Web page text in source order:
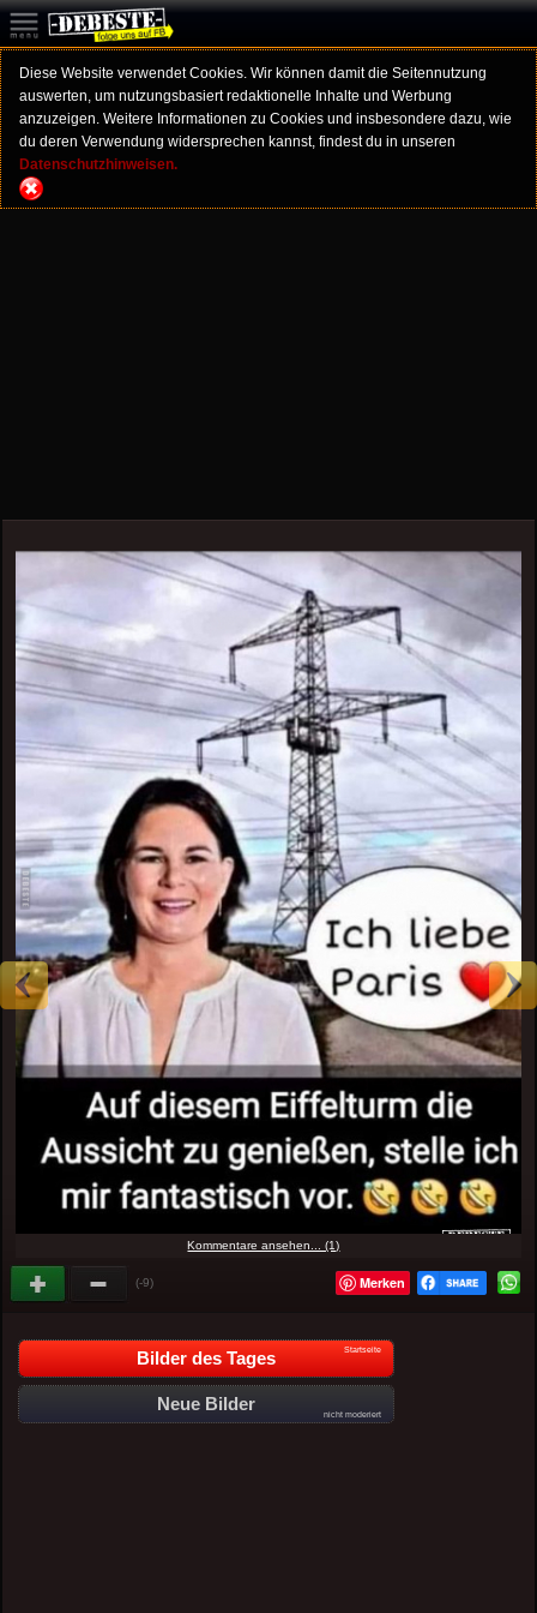
Diese Website verwendet Cookies. Wir können damit die Seitennutzung
auswerten, um nutzungsbasiert redaktionelle Inhalte und Werbung
anzuzeigen. Weitere Informationen zu Cookies und insbesondere dazu, wie
du deren Verwendung widersprechen kannst, findest du in unseren
Datenschutzhinweisen.
Kommentare ansehen... (1)
(-9) Merken
Bilder des Tages Startseite
Neue Bilder
nicht moderiert